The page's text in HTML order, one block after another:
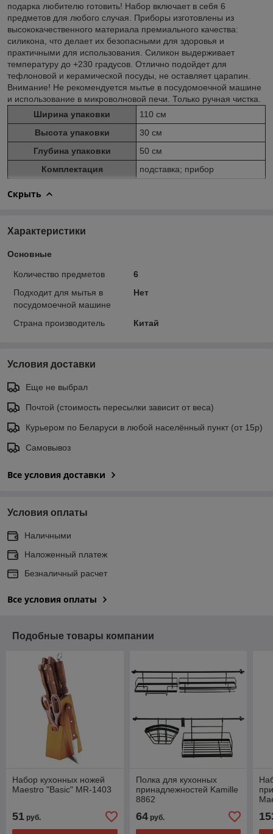
подарка любителю готовить! Набор включает в себя 6
предметов для любого случая. Приборы изготовлены из
высококачественного материала премиального качества:
силикона, что делает их безопасными для здоровья и
практичными для использования. Силикон выдерживает
температуру до +230 градусов. Отлично подойдет для
тефлоновой и керамической посуды, не оставляет царапин.
Внимание! Не рекомендуется мытье в посудомоечной машине
и использование в микроволновой печи. Только ручная чистка.
Ширина упаковки
110 см
Высота упаковки
30 см
Глубина упаковки
50 см
Комплектация
подставка; прибор
Скрыть
Характеристики
Основные
Количество предметов
6
Подходит для мытья в
посудомоечной машине
Нет
Страна производитель Китай
Условия доставки
Еще не выбрал
Почтой (стоимость пересылки зависит от веса)
Курьером по Беларуси в любой населённый пункт (от 15р)
Самовывоз
Все условия доставки
Условия оплаты
Наличными
Наложенный платеж
Безналичный расчет
Все условия оплаты
Подобные товары компании
Набор кухонных ножей
Maestro "Basic" MR-1403
51 руб.
Полка для кухонных
принадлежностей Kamille
8862
64руб.